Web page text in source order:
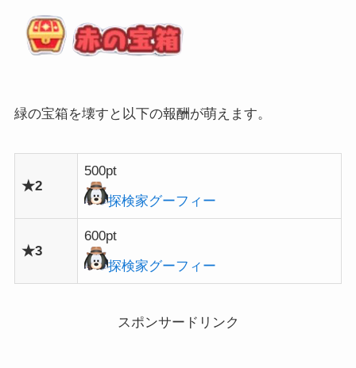
緑の宝箱を壊すと以下の報酬が萌えます。
★2
500pt
探検家グーフィー
★3
600pt
探検家グーフィー
スポンサードリンク